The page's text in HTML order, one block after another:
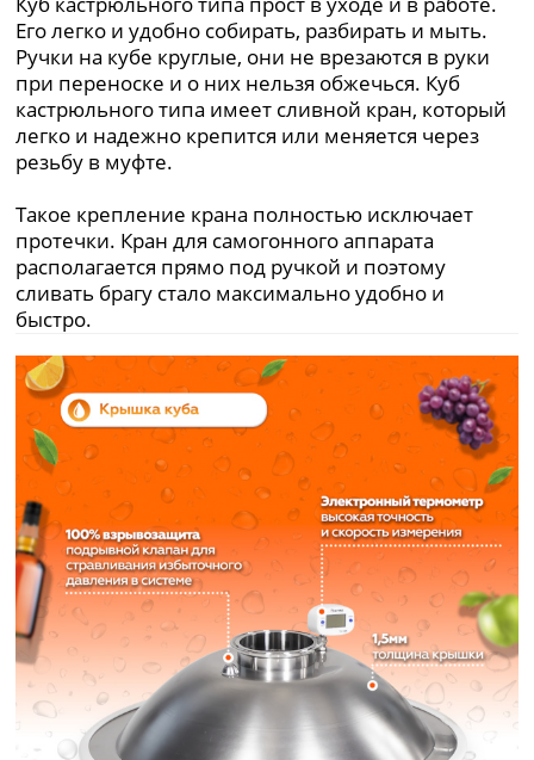
Его легко и удобно собирать, разбирать и мыть.
Ручки на кубе круглые, они не врезаются в руки
при переноске и о них нельзя обжечься. Куб
кастрюльного типа имеет сливной кран, который
легко и надежно крепится или меняется через
резьбу в муфте.
Такое крепление крана полностью исключает
протечки. Кран для самогонного аппарата
располагается прямо под ручкой и поэтому
сливать брагу стало максимально удобно и
быстро.